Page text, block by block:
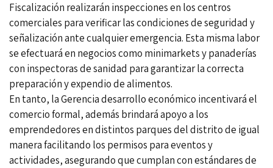
Fiscalización realizarán inspecciones en los centros
comerciales para verificar las condiciones de seguridad y
señalización ante cualquier emergencia. Esta misma labor
se efectuará en negocios como minimarkets y panaderías
con inspectoras de sanidad para garantizar la correcta
preparación y expendio de alimentos.
En tanto, la Gerencia desarrollo económico incentivará el
comercio formal, además brindará apoyo a los
emprendedores en distintos parques del distrito de igual
manera facilitando los permisos para eventos y
actividades, asegurando que cumplan con estándares de